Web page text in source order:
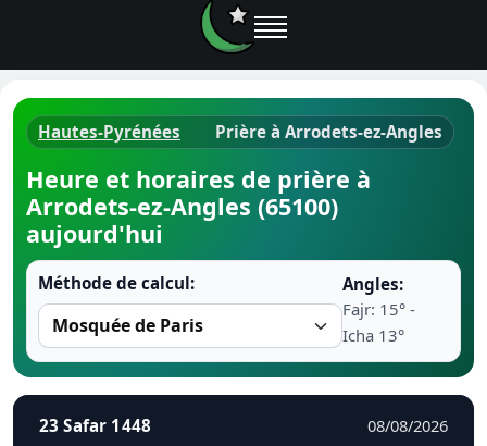
Ramadan
Coran
Hautes-Pyrénées Prière à Arrodets-ez-Angles
Heure et horaires de prière à
Arrodets-ez-Angles (65100)
aujourd'hui
Méthode de calcul:
Angles:
Fajr: 15° -
Icha 13°
23 Safar 1448 08/08/2026